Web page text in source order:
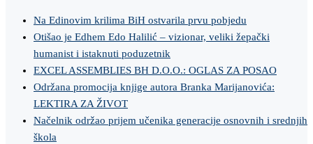
Na Edinovim krilima BiH ostvarila prvu pobjedu
Otišao je Edhem Edo Halilić – vizionar, veliki žepački
humanist i istaknuti poduzetnik
EXCEL ASSEMBLIES BH D.O.O.: OGLAS ZA POSAO
Održana promocija knjige autora Branka Marijanovića:
LEKTIRA ZA ŽIVOT
Načelnik održao prijem učenika generacije osnovnih i srednjih
škola